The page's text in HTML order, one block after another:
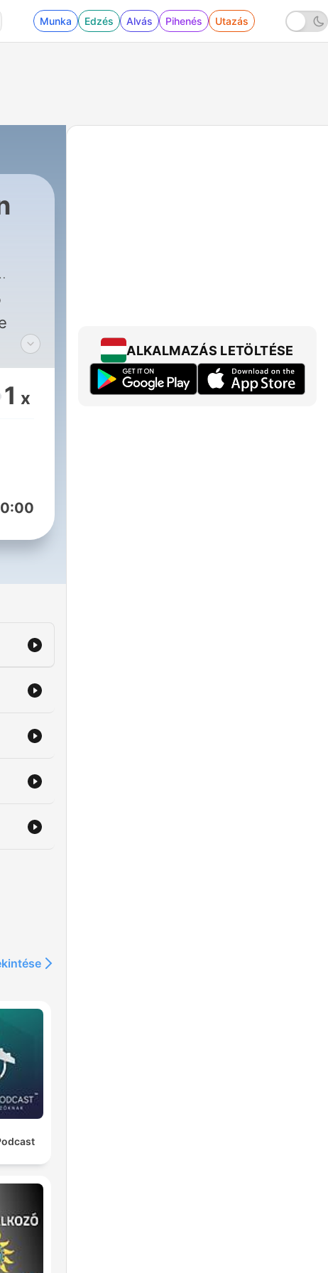
Munka Edzés Alvás Pihenés Utazás
y
y
1 x
ALKALMAZÁS LETÖLTÉSE